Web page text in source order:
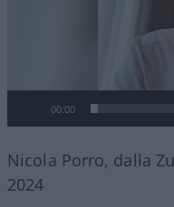
00:00
Nicola Porro, dalla
2024